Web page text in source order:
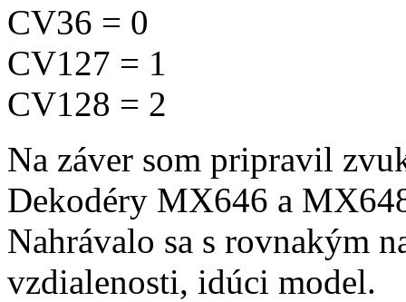
CV36 = 0
CV127 = 1
CV128 = 2
Na záver som pripravil
Dekodéry MX646 a
Nahrávalo sa s rovnakým
vzdialenosti, idúci model.